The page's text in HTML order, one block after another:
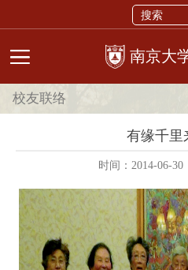
校友联络
有缘千里
时间：2014-06-30